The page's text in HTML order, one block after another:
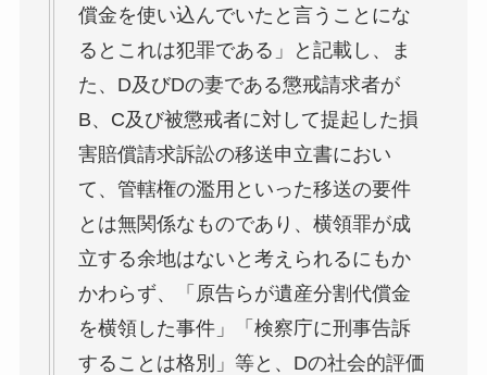
償金を使い込んでいたと言うことにな
るとこれは犯罪である」と記載し、ま
た、D及びDの妻である懲戒請求者が
B、C及び被懲戒者に対して提起した損
害賠償請求訴訟の移送申立書におい
て、管轄権の濫用といった移送の要件
とは無関係なものであり、横領罪が成
立する余地はないと考えられるにもか
かわらず、「原告らが遺産分割代償金
を横領した事件」「検察庁に刑事告訴
することは格別」等と、Dの社会的評価